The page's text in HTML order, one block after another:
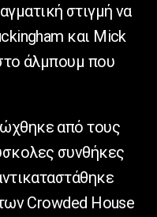
στιγμή να
και Mick
άλμπουμ που
από τους
συνθήκες
Crowded House